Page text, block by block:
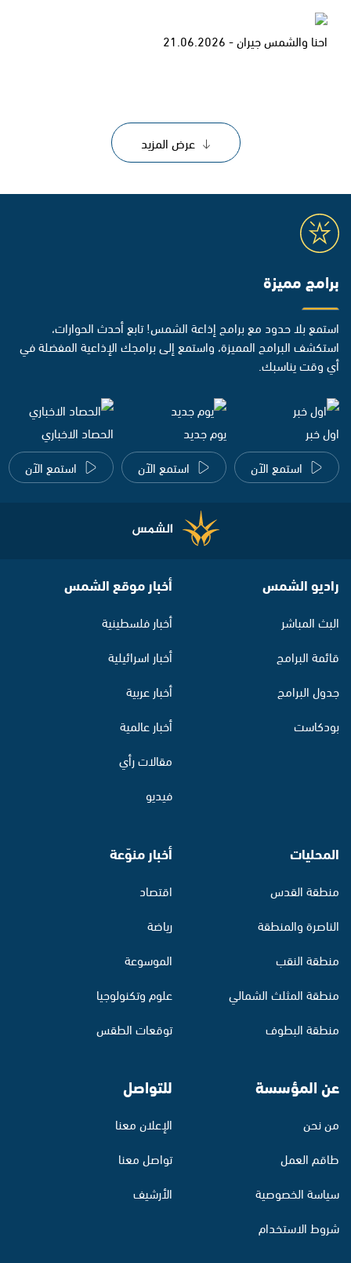
احنا والشمس جيران - 21.06.2026
عرض المزيد
برامج مميزة
استمع بلا حدود مع برامج إذاعة الشمس! تابع أحدث الحوارات،
استكشف البرامج المميزة، واستمع إلى برامجك الإذاعية المفضلة في
أي وقت يناسبك.
اول خبر
استمع الآن
يوم جديد
استمع الآن
الحصاد الاخباري
استمع الآن
راديو الشمس
البث المباشر
قائمة البرامج
جدول البرامج
بودكاست
أخبار موقع الشمس
أخبار فلسطينية
أخبار اسرائيلية
أخبار عربية
أخبار عالمية
مقالات رأي
فيديو
المحليات
منطقة القدس
الناصرة والمنطقة
منطقة النقب
منطقة المثلث الشمالي
منطقة البطوف
أخبار منوّعة
اقتصاد
رياضة
الموسوعة
علوم وتكنولوجيا
توقعات الطقس
عن المؤسسة
من نحن
طاقم العمل
سياسة الخصوصية
شروط الاستخدام
للتواصل
الإعلان معنا
تواصل معنا
الأرشيف